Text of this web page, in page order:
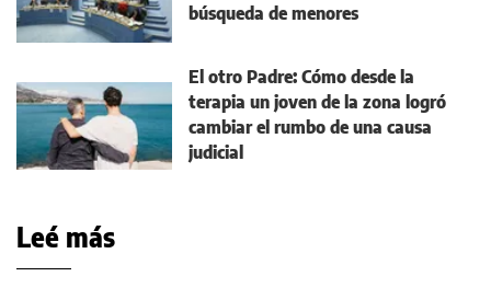
búsqueda de menores
El otro Padre: Cómo desde la
terapia un joven de la zona logró
cambiar el rumbo de una causa
judicial
Leé más